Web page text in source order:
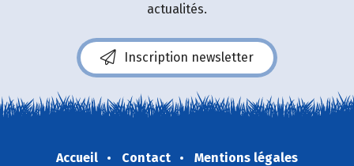
actualités.
Inscription newsletter
Accueil Contact
Mentions légales